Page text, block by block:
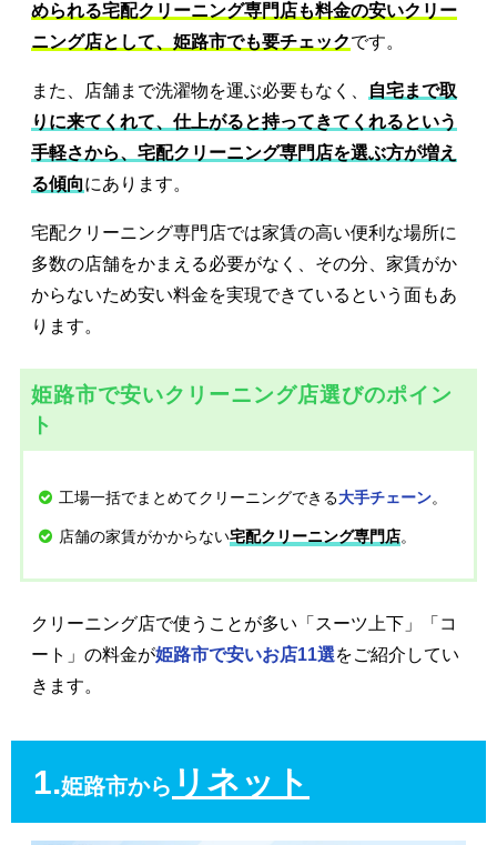
められる宅配クリーニング専門店も料金の安いクリー
ニング店として、姫路市でも要チェックです。
また、店舗まで洗濯物を運ぶ必要もなく、
自宅まで取
りに来てくれて、仕上がると持ってきてくれるという
手軽さから、宅配クリーニング専門店を選ぶ方が増え
る傾向にあります。
宅配クリーニング専門店では家賃の高い便利な場所に
多数の店舗をかまえる必要がなく、その分、家賃がか
からないため安い料金を実現できているという面もあ
ります。
姫路市で安いクリーニング店選びのポイン
ト
工場一括でまとめてクリーニングできる大手チェーン。
店舗の家賃がかからない宅配クリーニング専門店。
クリーニング店で使うことが多い「スーツ上下」「コ
ート」の料金が姫路市で安いお店11選をご紹介してい
きます。
1.姫路市から リネット